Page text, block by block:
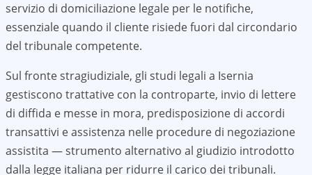
servizio di domiciliazione legale per le notifiche,
essenziale quando il cliente risiede fuori dal circondario
del tribunale competente.
Sul fronte stragiudiziale, gli studi legali a Isernia
gestiscono trattative con la controparte, invio di lettere
di diffida e messe in mora, predisposizione di accordi
transattivi e assistenza nelle procedure di negoziazione
assistita — strumento alternativo al giudizio introdotto
dalla legge italiana per ridurre il carico dei tribunali.